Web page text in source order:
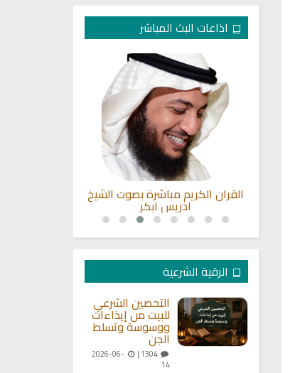
اذاعات البث المباشر
القران الكريم مباشرة بصوت الشيخ
ادريس ابكر
الرقية الشرعية
التحصين الشرعي
للبيت من إيذاءات
ووسوسة وتسلط
الجن
2026-06-
14